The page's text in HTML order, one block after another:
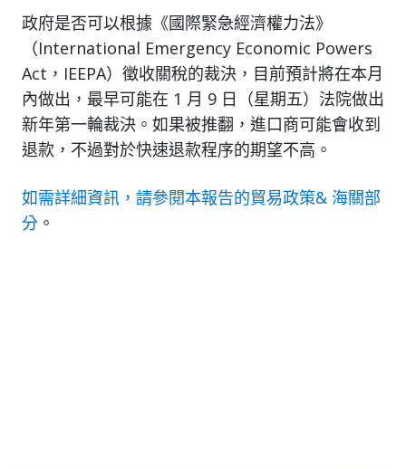
政府是否可以根據《國際緊急經濟權力法》
（International Emergency Economic Powers
Act，IEEPA）徵收關稅的裁決，目前預計將在本月
內做出，最早可能在 1 月 9 日（星期五）法院做出
新年第一輪裁決。如果被推翻，進口商可能會收到
退款，不過對於快速退款程序的期望不高。
如需詳細資訊，請參閱本報告的貿易政策& 海關部
分 。